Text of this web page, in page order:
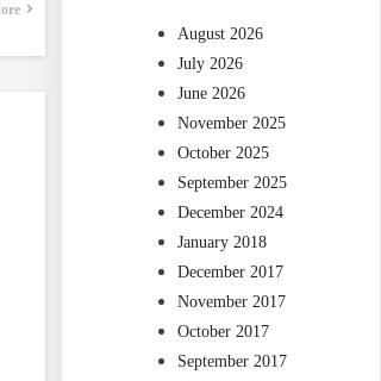
August 2026
July 2026
June 2026
November 2025
October 2025
September 2025
December 2024
January 2018
December 2017
November 2017
October 2017
September 2017